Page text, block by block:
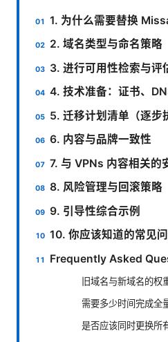
1. 为什么需要替换
2. 域名类型与命名策略
3. 进行可用性检索与评
4. 技术准备：证书、
5. 迁移计划清单（逐步
6. 内容与品牌一致性
7. 与 VPNs 内容相关的
8. 风险管理与回滚策略
9. 引导性综合示例
10. 你应该知道的常见
Frequently Asked
旧域名与新域名的权
需要多少时间完成全
是否应该同时更换所